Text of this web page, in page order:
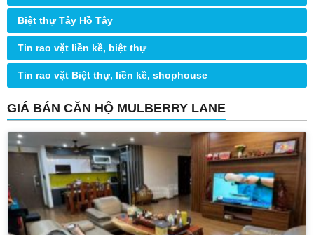
Biệt thự Tây Hồ Tây
Tin rao vặt liền kề, biệt thự
Tin rao vặt Biệt thự, liền kề, shophouse
GIÁ BÁN CĂN HỘ MULBERRY LANE